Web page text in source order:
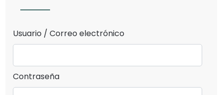
Usuario / Correo electrónico
Contraseña